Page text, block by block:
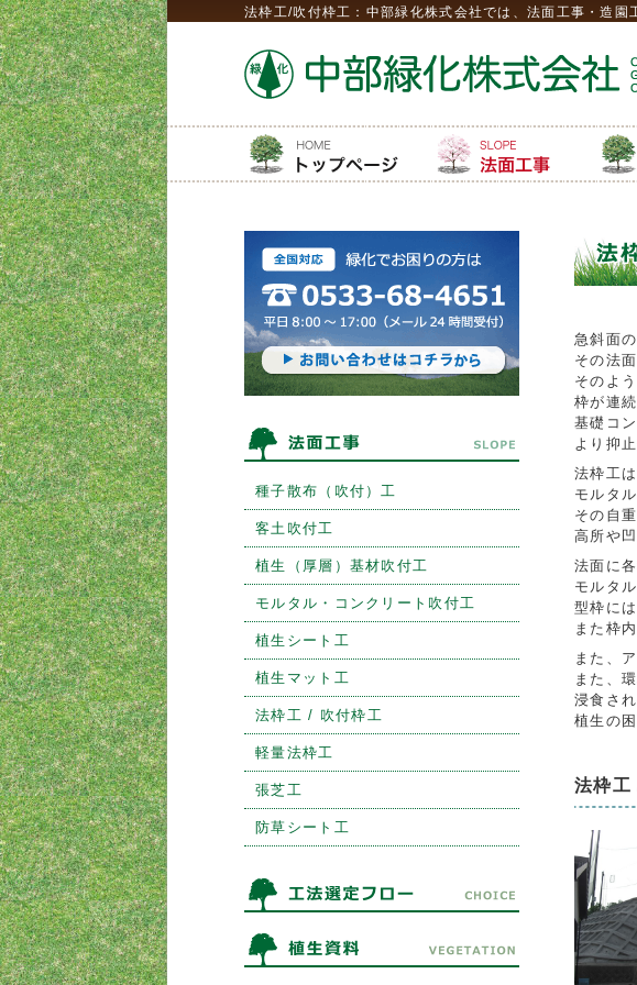
法枠工/吹付枠工：中部緑化株式会社では、法面工事・造
種子散布（吹付）工
客土吹付工
植生（厚層）基材吹付工
モルタル・コンクリート吹付工
植生シート工
植生マット工
法枠工 / 吹付枠工
軽量法枠工
張芝工
防草シート工
急斜面
その法
そのよ
枠が連
基礎コ
より抑
法枠工
モルタ
その自
高所や
法面に
モルタ
型枠に
また枠
また、
また、
浸食さ
植生の
法枠工